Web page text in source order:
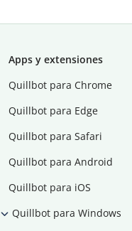
Apps y extensiones
Quillbot para Chrome
Quillbot para Edge
Quillbot para Safari
Quillbot para Android
Quillbot para iOS
Quillbot para Windows